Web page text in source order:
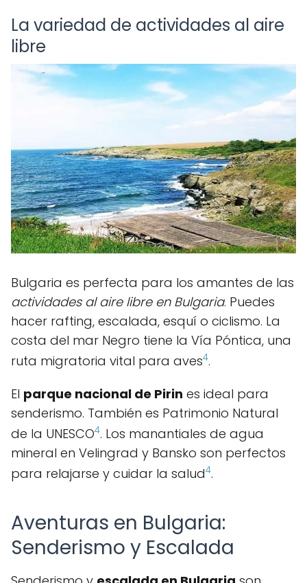
La variedad de actividades al aire
libre
Bulgaria es perfecta para los amantes de las
actividades al aire libre en Bulgaria. Puedes
hacer rafting, escalada, esquí o ciclismo. La
costa del mar Negro tiene la Vía Póntica, una
ruta migratoria vital para aves4.
El parque nacional de Pirin es ideal para
senderismo. También es Patrimonio Natural
de la UNESCO4. Los manantiales de agua
mineral en Velingrad y Bansko son perfectos
para relajarse y cuidar la salud4.
Aventuras en Bulgaria:
Senderismo y Escalada